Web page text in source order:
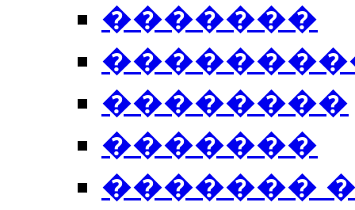
�������
��������
�������
�������